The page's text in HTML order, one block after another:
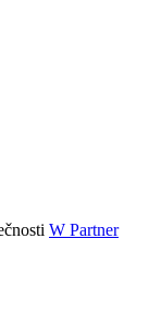
W Partner